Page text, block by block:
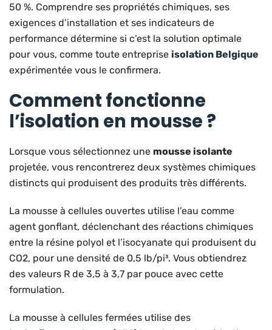
50 %. Comprendre ses propriétés chimiques, ses
exigences d’installation et ses indicateurs de
performance détermine si c’est la solution optimale
pour vous, comme toute entreprise isolation Belgique
expérimentée vous le confirmera.
Comment fonctionne
l’isolation en mousse ?
Lorsque vous sélectionnez une mousse isolante
projetée, vous rencontrerez deux systèmes chimiques
distincts qui produisent des produits très différents.
La mousse à cellules ouvertes utilise l’eau comme
agent gonflant, déclenchant des réactions chimiques
entre la résine polyol et l’isocyanate qui produisent du
CO2, pour une densité de 0,5 lb/pi³. Vous obtiendrez
des valeurs R de 3,5 à 3,7 par pouce avec cette
formulation.
La mousse à cellules fermées utilise des